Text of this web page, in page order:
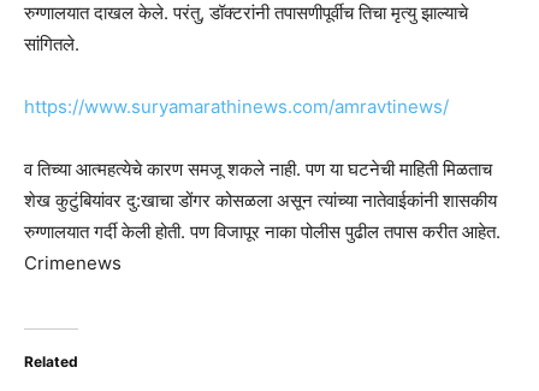
रुग्णालयात दाखल केले. परंतु, डॉक्टरांनी तपासणीपूर्वीच तिचा मृत्यु झाल्याचे
सांगितले.
https://www.suryamarathinews.com/amravtinews/
व तिच्या आत्महत्येचे कारण समजू शकले नाही. पण या घटनेची माहिती मिळताच
शेख कुटुंबियांवर दु:खाचा डोंगर कोसळला असून त्यांच्या नातेवाईकांनी शासकीय
रुग्णालयात गर्दी केली होती. पण विजापूर नाका पोलीस पुढील तपास करीत आहेत.
Crimenews
Related